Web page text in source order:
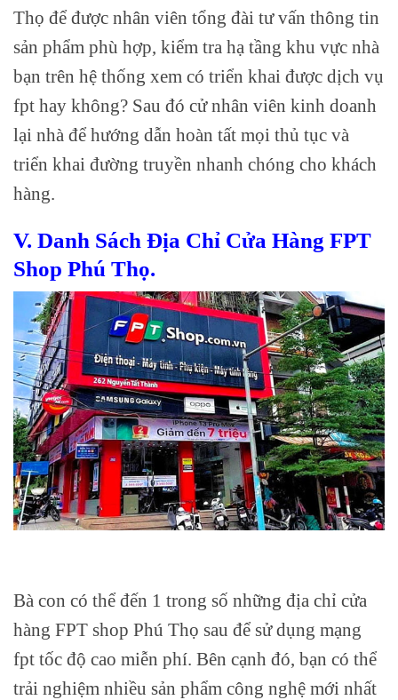
Thọ để được nhân viên tổng đài tư vấn thông tin
sản phẩm phù hợp, kiểm tra hạ tầng khu vực nhà
bạn trên hệ thống xem có triển khai được dịch vụ
fpt hay không? Sau đó cử nhân viên kinh doanh
lại nhà để hướng dẫn hoàn tất mọi thủ tục và
triển khai đường truyền nhanh chóng cho khách
hàng.
V. Danh Sách Địa Chỉ Cửa Hàng FPT
Shop Phú Thọ.
Bà con có thể đến 1 trong số những địa chỉ cửa
hàng FPT shop Phú Thọ sau để sử dụng mạng
fpt tốc độ cao miễn phí. Bên cạnh đó, bạn có thể
trải nghiệm nhiều sản phẩm công nghệ mới nhất